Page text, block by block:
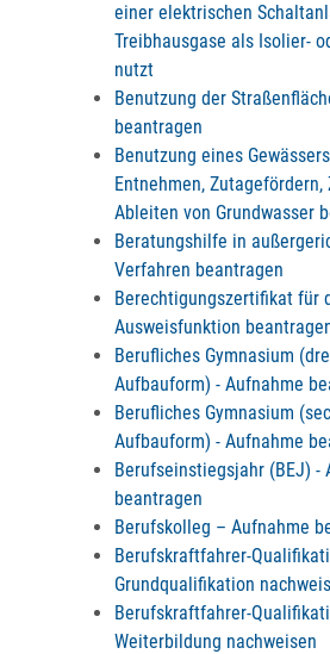
einer elektrischen
Treibhausgase als Isolier-
nutzt
Benutzung der
beantragen
Benutzung eines
Entnehmen,
Ableiten von Grundwasser
Beratungshilfe in
Verfahren beantragen
Berechtigungszertifikat für
Ausweisfunktion
Berufliches Gymnasium
Aufbauform) - Aufnahme
Berufliches Gymnasium
Aufbauform) - Aufnahme
Berufseinstiegsjahr (BEJ) -
beantragen
Berufskolleg – Aufnahme
Berufskraftfahrer-
Grundqualifikation
Berufskraftfahrer-
Weiterbildung nachweisen